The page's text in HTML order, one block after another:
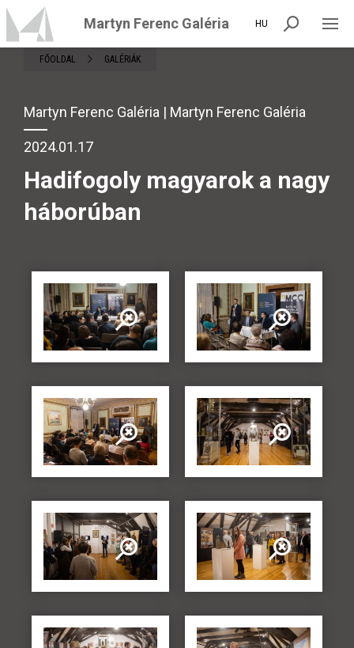
Martyn Ferenc Galéria HU
FŐOLDAL GALÉRIÁK
Martyn Ferenc Galéria | Martyn Ferenc Galéria
2024.01.17
Hadifogoly magyarok a nagy
háborúban